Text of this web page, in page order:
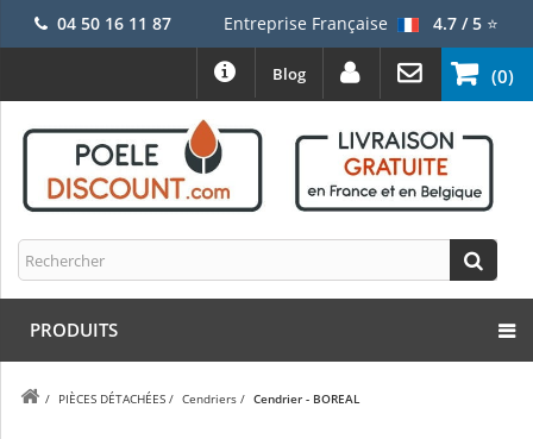
04 50 16 11 87 Entreprise Française 4.7 / 5⭐
(0)
Blog
PRODUITS
/ PIÈCES DÉTACHÉES / Cendriers / Cendrier - BOREAL